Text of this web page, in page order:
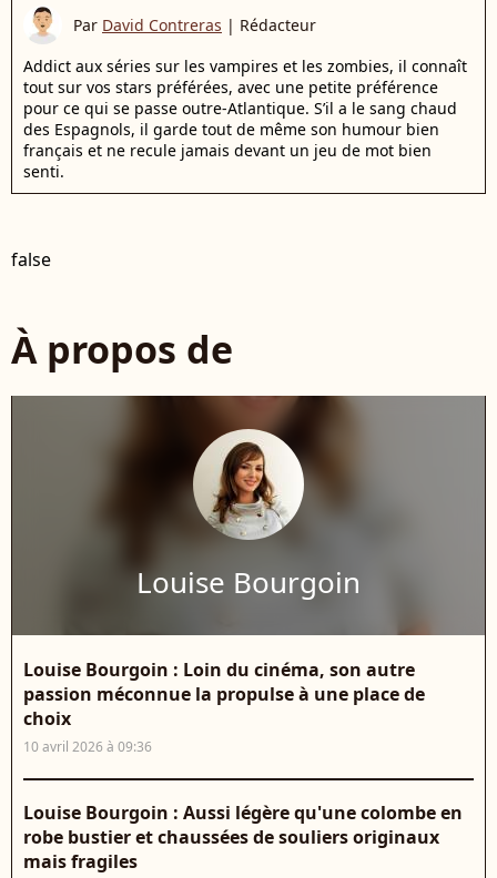
Par David Contreras | Rédacteur
Addict aux séries sur les vampires et les zombies, il connaît
tout sur vos stars préférées, avec une petite préférence
pour ce qui se passe outre-Atlantique. S’il a le sang chaud
des Espagnols, il garde tout de même son humour bien
français et ne recule jamais devant un jeu de mot bien
senti.
false
À propos de
Louise Bourgoin
Louise Bourgoin : Loin du cinéma, son autre
passion méconnue la propulse à une place de
choix
10 avril 2026 à 09:36
Louise Bourgoin : Aussi légère qu'une colombe en
robe bustier et chaussées de souliers originaux
mais fragiles